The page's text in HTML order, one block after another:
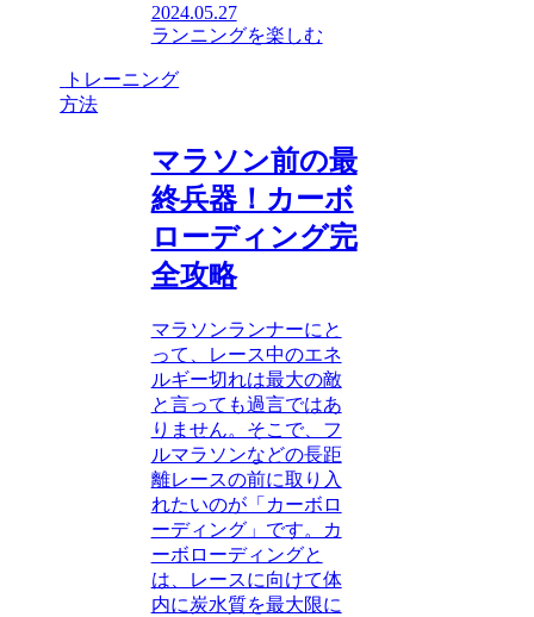
2024.05.27
ランニングを楽しむ
トレーニング
方法
マラソン前の最
終兵器！カーボ
ローディング完
全攻略
マラソンランナーにと
って、レース中のエネ
ルギー切れは最大の敵
と言っても過言ではあ
りません。そこで、フ
ルマラソンなどの長距
離レースの前に取り入
れたいのが「カーボロ
ーディング」です。カ
ーボローディングと
は、レースに向けて体
内に炭水質を最大限に